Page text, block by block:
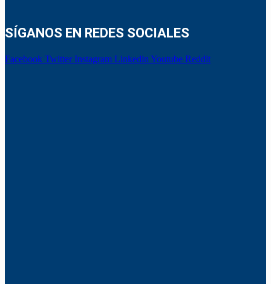
SÍGANOS EN REDES SOCIALES
Facebook Twitter Instagram Linkedin Youtube Reddit